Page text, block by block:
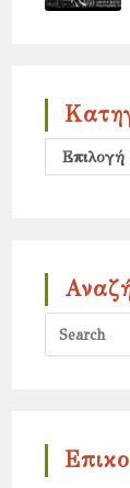
Επιλογή